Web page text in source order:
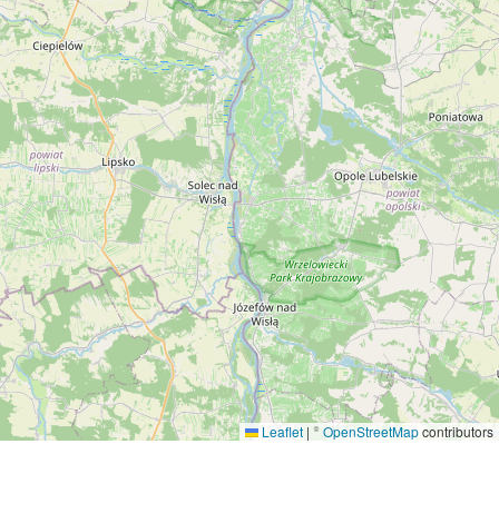
Leaflet | ©OpenStreetMapcontributors